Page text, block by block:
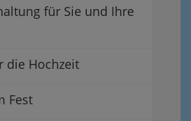
für Sie und Ihre
die Hochzeit
Fest